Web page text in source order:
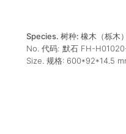
Species. 树种: 橡木（栎木）
No. 代码: 默石 FH-
Size. 规格: 600*92*14.5